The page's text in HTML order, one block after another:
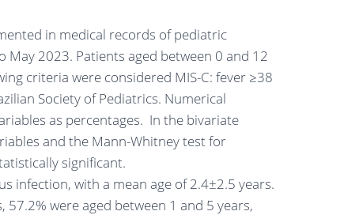
in medical records of pediatric
2023. Patients aged between 0 and 12
criteria were considered MIS-C: fever ≥38
Society of Pediatrics. Numerical
as percentages. In the bivariate
and the Mann-Whitney test for
significant.
infection, with a mean age of 2.4±2.5 years.
57.2% were aged between 1 and 5 years,